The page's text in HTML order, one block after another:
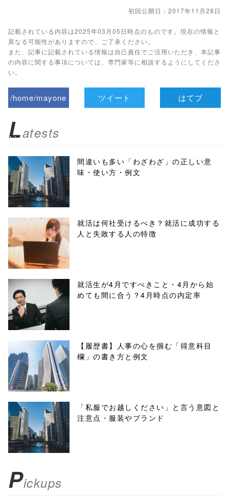
初回公開日：2017年11月28日
記載されている内容は2025年03月05日時点のものです。現在の情報と
異なる可能性がありますので、ご了承ください。
また、記事に記載されている情報は自己責任でご活用いただき、本記事
の内容に関する事項については、専門家等に相談するようにしてくださ
い。
/home/mayone
biz.jp/public_ht
ml/wp-
content/themes
/tapbiz_theme/
parts/sns-
buttons.php on
line10
/1022138"
onclick="windo
w.open(this.hre
f, 'Gwindow',
'width=550,
height=450,
menubar=no,
toolbar=no,
scrollbars=yes'
false;"> シェア
ツイート はてブ
Latests
間違いも多い「わざわざ」の正しい意
味・使い方・例文
就活は何社受けるべき？就活に成功する
人と失敗する人の特徴
就活生が4月ですべきこと・4月から始
めても間に合う？4月時点の内定率
【履歴書】人事の心を掴む「得意科目
欄」の書き方と例文
「私服でお越しください」と言う意図と
注意点・服装やブランド
Pickups